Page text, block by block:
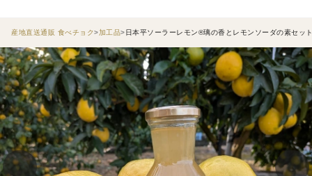
産地直送通販 食べチョク 加工品 日本平ソーラーレモン®璃の香とレモンソーダの素セッ